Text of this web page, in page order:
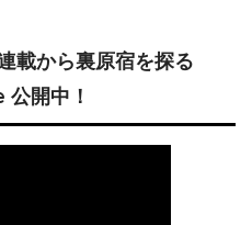
載から裏原宿を探る
公開中！